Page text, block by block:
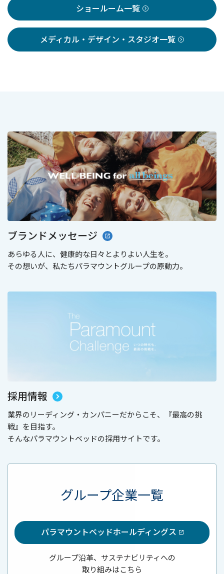
ショールーム一覧
メディカル・デザイン・スタジオ一覧
ブランドメッセージ
あらゆる人に、健康的な日々とよりよい人生を。
その想いが、私たちパラマウントグループの原動力。
採用情報
業界のリーディング・カンパニーだからこそ、『最高の挑
戦』を目指す。
そんなパラマウントベッドの採用サイトです。
グループ企業一覧
パラマウントベッドホールディングス
グループ沿革、サステナビリティへの
取り組みはこちら